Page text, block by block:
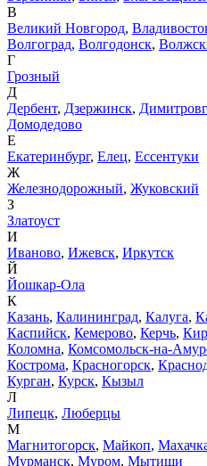
В
Великий Новгород,
Волгоград, Волгодонск,
Г
Грозный
Д
Дербент, Дзержинск,
Домодедово
Е
Екатеринбург, Елец, Ессентуки
Ж
Железнодорожный, Жуковский
З
Златоуст
И
Иваново, Ижевск, Иркутск
Й
Йошкар-Ола
К
Казань, Калининград, Калуга,
Каспийск, Кемерово, Керчь,
Коломна, Комсомольск-на-
Кострома, Красногорск,
Курган, Курск, Кызыл
Л
Липецк, Люберцы
М
Магнитогорск, Майкоп,
Мурманск, Муром, Мытищи